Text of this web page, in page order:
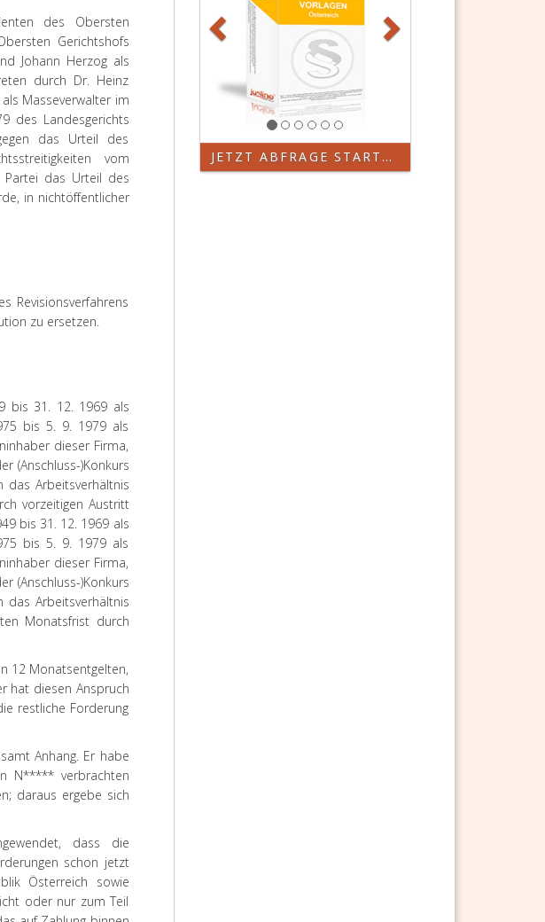
des Obersten
Gerichtshofs
Johann Herzog als
durch Dr. Heinz
Masseverwalter im
des Landesgerichts
das Urteil des
vom
Partei das Urteil des
in nichtöffentlicher
Revisionsverfahrens
zu ersetzen.
bis 31. 12. 1969 als
bis 5. 9. 1979 als
dieser Firma,
(Anschluss-)Konkurs
das Arbeitsverhältnis
vorzeitigen Austritt
bis 31. 12. 1969 als
bis 5. 9. 1979 als
dieser Firma,
(Anschluss-)Konkurs
das Arbeitsverhältnis
Monatsfrist durch
12 Monatsentgelten,
hat diesen Anspruch
restliche Forderung
Anhang. Er habe
N***** verbrachten
daraus ergebe sich
dass die
schon jetzt
Österreich sowie
oder nur zum Teil
JETZT ABFRAGE STARTEN